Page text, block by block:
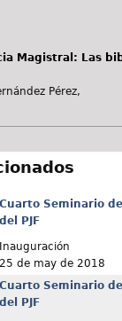
Magistral: Las
Pérez,
Cuarto Seminario
del PJF
Inauguración
25 de may de 2018
Cuarto Seminario
del PJF